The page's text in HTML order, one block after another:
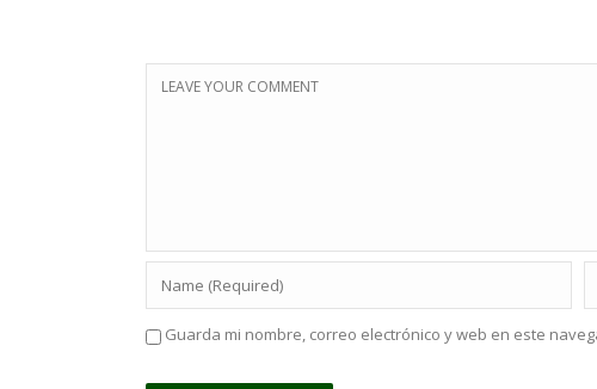
Guarda mi nombre, correo electrónico y web en este